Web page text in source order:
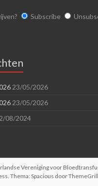
Subscribe
23/05/2026
23/05/2026
08/2024
Vereniging voor
. Thema: Spacious doorThemeGrill